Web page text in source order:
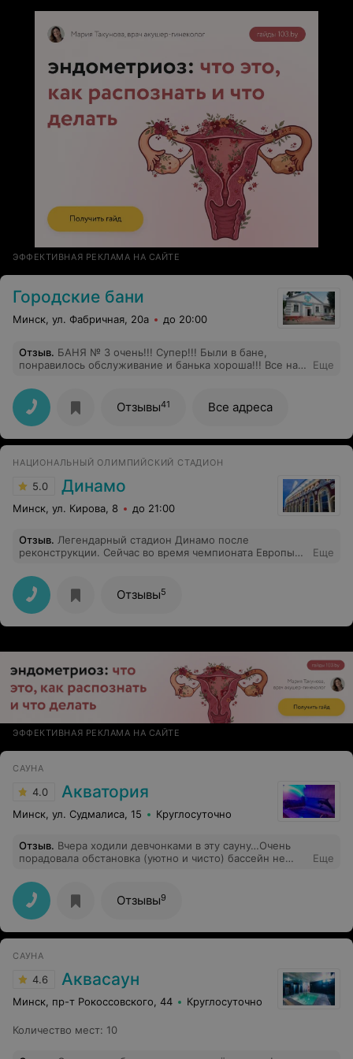
ЭФФЕКТИВНАЯ РЕКЛАМА НА САЙТЕ
Городские бани
Минск, ул. Фабричная, 20а до 20:00
Отзыв. БАНЯ № 3 очень!!! Супер!!! Были в бане,
понравилось обслуживание и банька хороша!!! Все на
Еще
Отзывы41 Все адреса
НАЦИОНАЛЬНЫЙ ОЛИМПИЙСКИЙ СТАДИОН
5.0 Динамо
Минск, ул. Кирова, 8 до 21:00
Отзыв. Легендарный стадион Динамо после
реконструкции. Сейчас во время чемпионата Европы
экране. Здорово, что болельщики могут бесплатно
прийти и в антуражной атмосфере посмотреть
большие матчи. Сам стадион сохранил нотки
первичного стадиона. Однозначно одно из главных
сооружений в сердце Минска. Рекомендую
Еще
Отзывы5
ЭФФЕКТИВНАЯ РЕКЛАМА НА САЙТЕ
САУНА
4.0 Акватория
Минск, ул. Судмалиса, 15 Круглосуточно
Отзыв. Вчера ходили девчонками в эту сауну…Очень
порадовала обстановка (уютно и чисто) бассейн не
должна быть после сауны). Сама сауна чистая,
интересный дизайн, Парилка качественно сделана
(очень хороший жар), приятно отдохнули…
Еще
Отзывы9
САУНА
4.6 Аквасаун
Минск, пр-т Рокоссовского, 44 Круглосуточно
Количество мест: 10